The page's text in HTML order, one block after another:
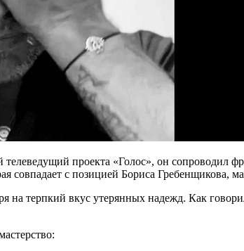
телеведущий проекта «Голос», он сопроводил
совпадает с позицией Бориса Гребенщикова,
на терпкий вкус утерянных надежд. Как